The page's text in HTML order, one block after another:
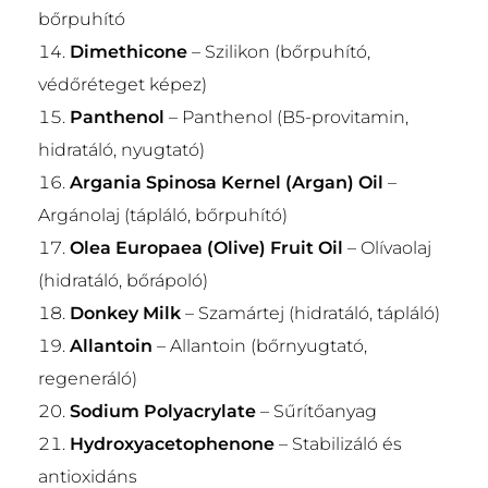
bőrpuhító
Dimethicone – Szilikon (bőrpuhító,
védőréteget képez)
Panthenol – Panthenol (B5-provitamin,
hidratáló, nyugtató)
Argania Spinosa Kernel (Argan) Oil –
Argánolaj (tápláló, bőrpuhító)
Olea Europaea (Olive) Fruit Oil – Olívaolaj
(hidratáló, bőrápoló)
Donkey Milk – Szamártej (hidratáló, tápláló)
Allantoin – Allantoin (bőrnyugtató,
regeneráló)
Sodium Polyacrylate – Sűrítőanyag
Hydroxyacetophenone – Stabilizáló és
antioxidáns